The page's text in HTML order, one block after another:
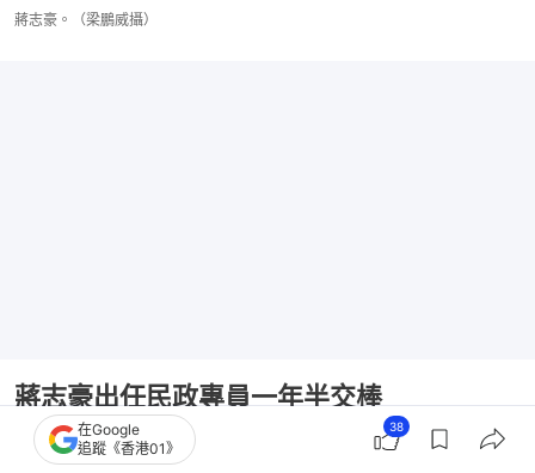
蔣志豪。（梁鵬威攝）
蔣志豪出任民政專員一年半交棒
至於蔣志豪，是在2025年1月出任九龍城民政專員，
在Google
追蹤《香港01》
38